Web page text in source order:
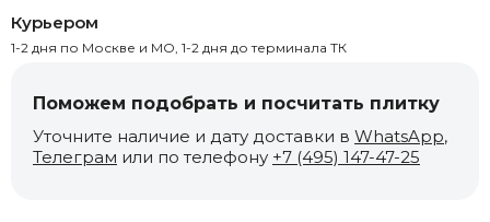
Курьером
1-2 дня по Москве и МО, 1-2 дня до терминала ТК
Поможем подобрать и посчитать плитку
Уточните наличие и дату доставки в WhatsApp,
Телеграм или по телефону +7 (495) 147-47-25